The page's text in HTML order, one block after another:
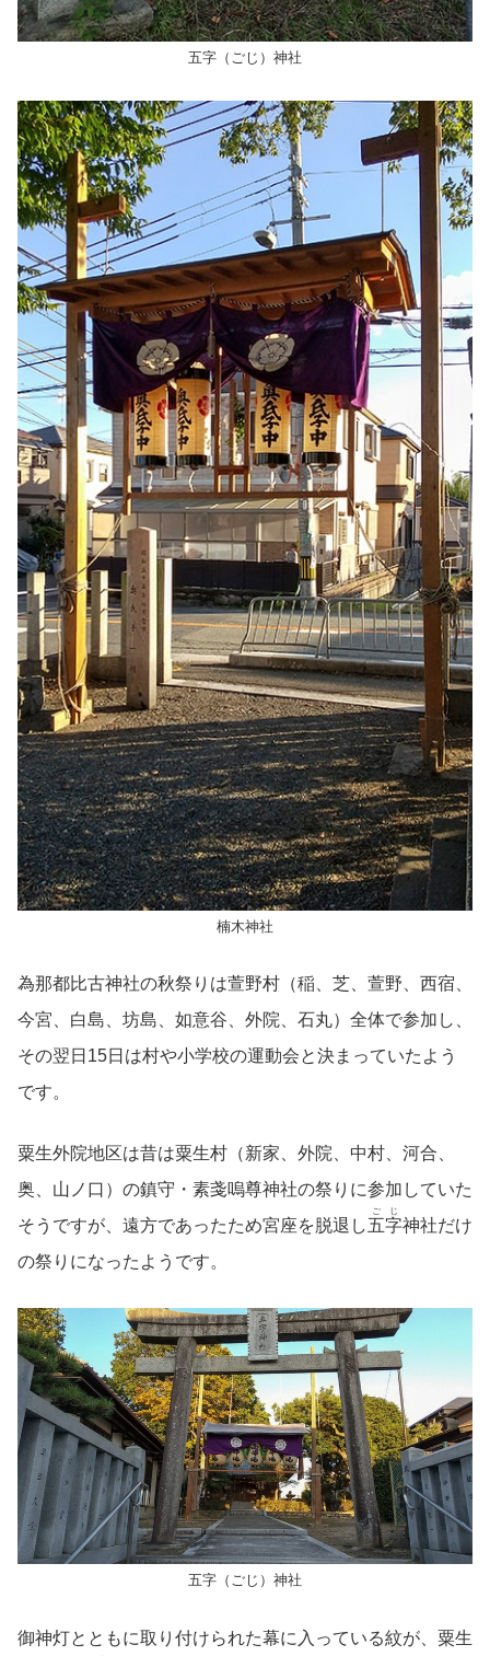
五字（ごじ）神社
楠木神社
為那都比古神社の秋祭りは萱野村（稲、芝、萱野、西宿、
今宮、白島、坊島、如意谷、外院、石丸）全体で参加し、
その翌日15日は村や小学校の運動会と決まっていたよう
です。
粟生外院地区は昔は粟生村（新家、外院、中村、河合、
奥、山ノ口）の鎮守・素戔嗚尊神社の祭りに参加していた
そうですが、遠方であったため宮座を脱退し五字
ごじ
神社だけ
の祭りになったようです。
五字（ごじ）神社
御神灯とともに取り付けられた幕に入っている紋が、粟生